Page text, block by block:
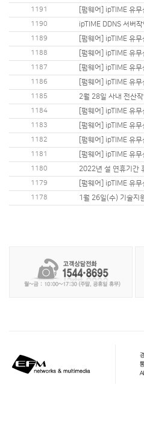
1191 [펌웨어] ipTIME 유
1190 ipTIME DDNS 서버
1189 [펌웨어] ipTIME 유
1188 [펌웨어] ipTIME 유
1187 [펌웨어] ipTIME 유
1186 [펌웨어] ipTIME 유
1185 2월 28일 사내 전산
1184 [펌웨어] ipTIME 유
1183 [펌웨어] ipTIME 유
1182 [펌웨어] ipTIME 유
1181 [펌웨어] ipTIME 유
1180 2022년 설 연휴기간
1179 [펌웨어] ipTIME 유
1178 1월 26일(수) 기술지